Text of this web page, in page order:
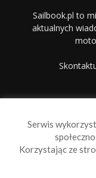
Sailbook.pl to
aktualnych
Serwis
Korzystając ze